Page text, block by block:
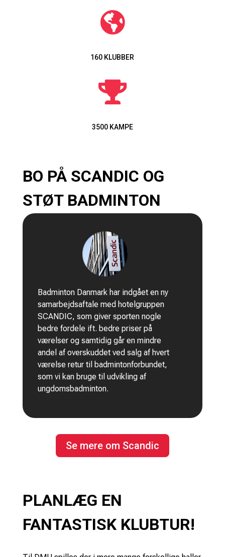

160 KLUBBER

3500 KAMPE
BO PÅ SCANDIC OG
STØT BADMINTON
Badminton Danmark har indgået en ny
samarbejdsaftale med hotelgruppen
SCANDIC, som giver sporten nogle
bedre fordele ift. bedre priser på
værelser og samtidig går en mindre
andel af overskuddet ved salg af hvert
værelse retur til badmintonforbundet,
som vi kan bruge til udvikling af
ungdomsbadminton.
Se mere om Scandic
PLANLÆG EN
FANTASTISK KLUBTUR!